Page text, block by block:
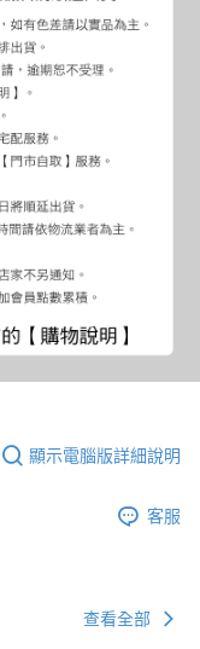
顯示電腦版詳細說明
客服
查看全部